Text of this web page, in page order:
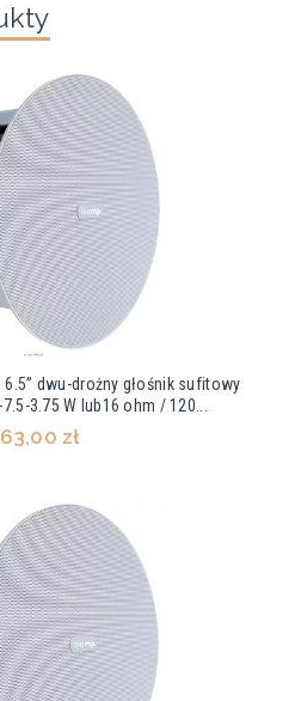
6.5” dwu-drożny głośnik sufitowy
3.75 W lub16 ohm / 120...
zł